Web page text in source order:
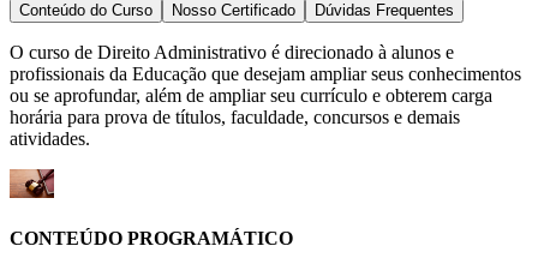
Conteúdo do Curso Nosso Certificado Dúvidas Frequentes
O curso de Direito Administrativo é direcionado à alunos e
profissionais da Educação que desejam ampliar seus conhecimentos
ou se aprofundar, além de ampliar seu currículo e obterem carga
horária para prova de títulos, faculdade, concursos e demais
atividades.
CONTEÚDO PROGRAMÁTICO